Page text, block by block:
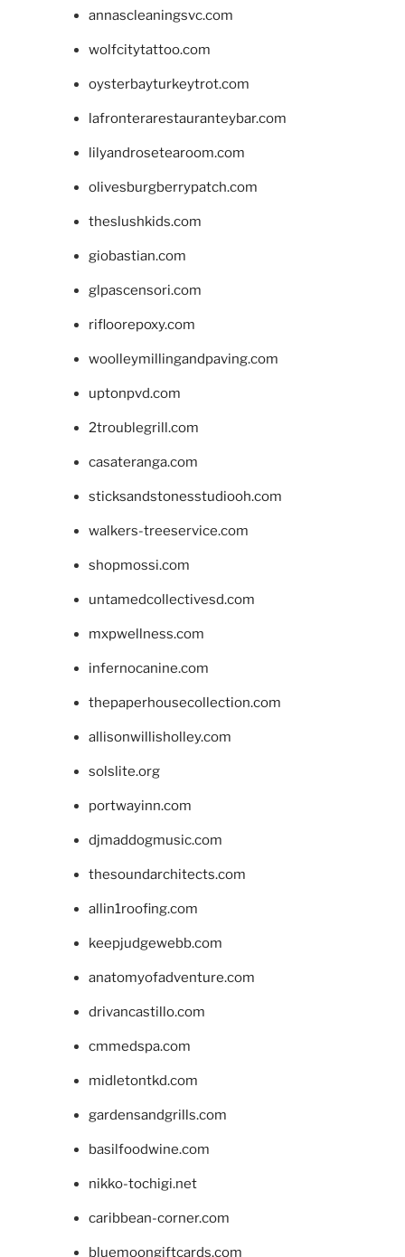
annascleaningsvc.com
wolfcitytattoo.com
oysterbayturkeytrot.com
lafronterarestauranteybar.com
lilyandrosetearoom.com
olivesburgberrypatch.com
theslushkids.com
giobastian.com
glpascensori.com
rifloorepoxy.com
woolleymillingandpaving.com
uptonpvd.com
2troublegrill.com
casateranga.com
sticksandstonesstudiooh.com
walkers-treeservice.com
shopmossi.com
untamedcollectivesd.com
mxpwellness.com
infernocanine.com
thepaperhousecollection.com
allisonwillisholley.com
solslite.org
portwayinn.com
djmaddogmusic.com
thesoundarchitects.com
allin1roofing.com
keepjudgewebb.com
anatomyofadventure.com
drivancastillo.com
cmmedspa.com
midletontkd.com
gardensandgrills.com
basilfoodwine.com
nikko-tochigi.net
caribbean-corner.com
bluemoongiftcards.com